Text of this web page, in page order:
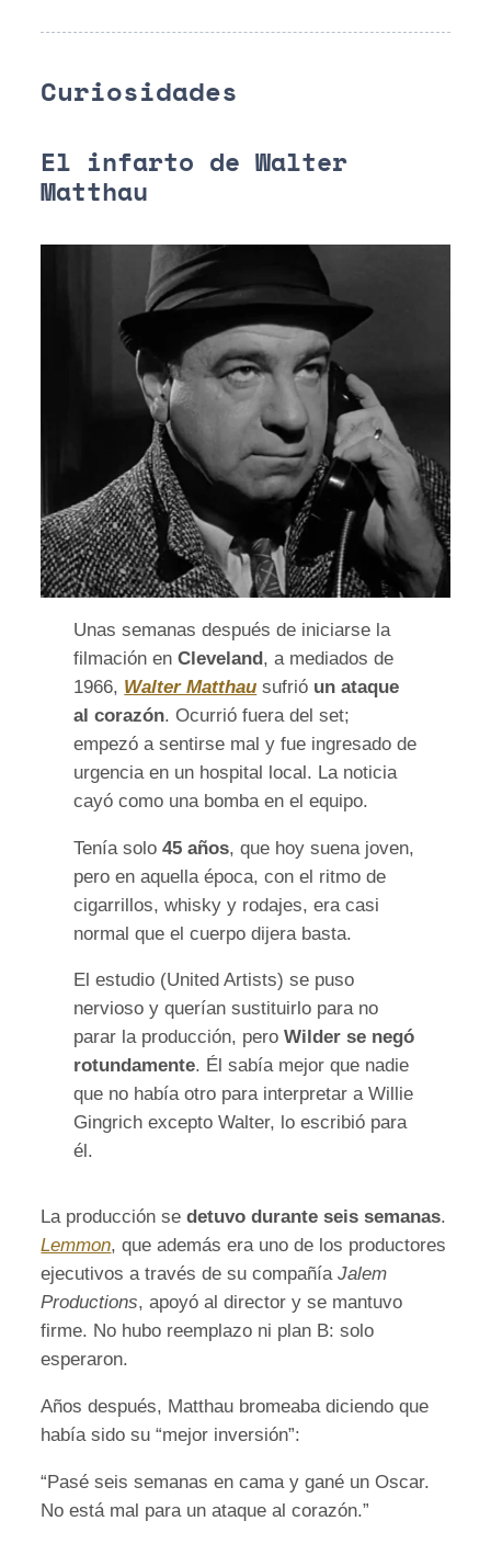
Curiosidades
El infarto de Walter
Matthau
Unas semanas después de iniciarse la
filmación enCleveland, a mediados de
1966, Walter Matthau sufrió un ataque
al corazón. Ocurrió fuera del set;
empezó a sentirse mal y fue ingresado de
urgencia en un hospital local. La noticia
cayó como una bomba en el equipo.
Tenía solo45 años, que hoy suena joven,
pero en aquella época, con el ritmo de
cigarrillos, whisky y rodajes, era casi
normal que el cuerpo dijera basta.
El estudio (United Artists) se puso
nervioso y querían sustituirlo para no
parar la producción, peroWilder se negó
rotundamente. Él sabía mejor que nadie
que no había otro para interpretar a Willie
Gingrich excepto Walter, lo escribió para
él.
La producción sedetuvo durante seis semanas.
Lemmon, que además era uno de los productores
ejecutivos a través de su compañíaJalem
Productions, apoyó al director y se mantuvo
firme. No hubo reemplazo ni plan B: solo
esperaron.
Años después, Matthau bromeaba diciendo que
había sido su “mejor inversión”:
“Pasé seis semanas en cama y gané un Oscar.
No está mal para un ataque al corazón.”